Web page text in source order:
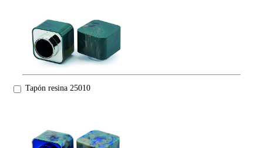
Tapón resina 25010